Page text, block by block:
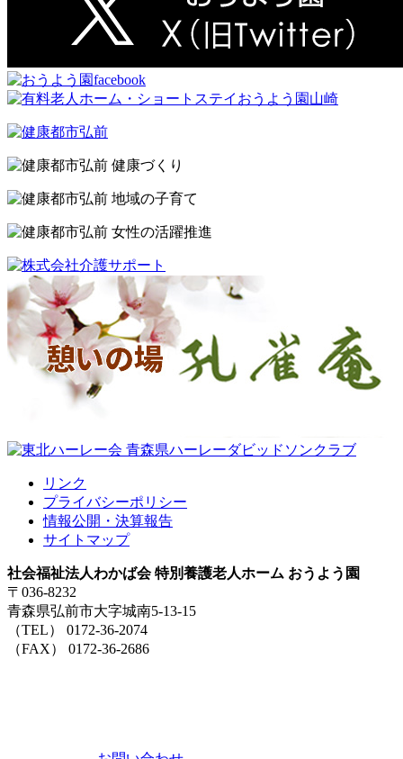
リンク
プライバシーポリシー
情報公開・決算報告
サイトマップ
社会福祉法人わかば会 特別養護老人ホーム おうよう園
〒036-8232
青森県弘前市大字城南5-13-15
（TEL） 0172-36-2074
（FAX） 0172-36-2686